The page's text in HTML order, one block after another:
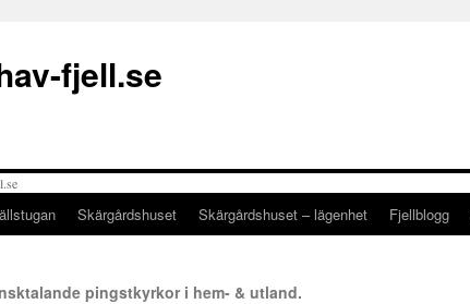
fjell.se
Skärgårdshuset Skärgårdshuset – lägenhet Fjellblogg
pingstkyrkor i hem- & utland.